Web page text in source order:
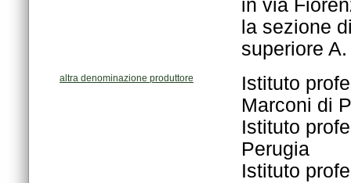
superiore
altra denominazione produttore
Marconi di
Perugia
Istituto